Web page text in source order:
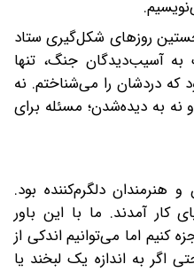
روزهای شکل‌گیری ستاد
آسیب‌دیدگان جنگ، تنها
که دردشان را می‌شناختم. نه
نه به دیده‌شدن؛ مسئله برای
هنرمندان دلگرم‌کننده بود.
آمدند. ما با این باور
کنیم اما می‌توانیم اندکی از
اگر به اندازه یک لبخند یا